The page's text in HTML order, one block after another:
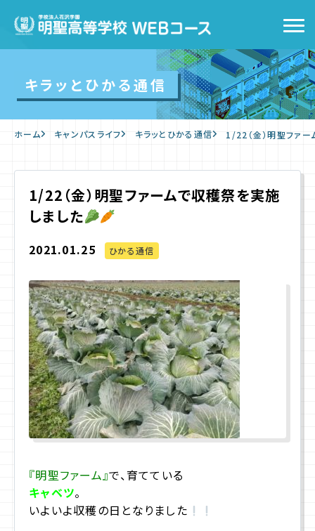
入学をお考えの方へ
よくあるご質問
プライバシーポリシー
サイトマップ
お問合せ 資料請求
043-225-3185
キラッとひかる通信
ホーム キャンパスライフ キラッとひかる通信 1/22（金）明聖ファ
1/22（金）明聖ファームで収穫祭を実施
しました
2021.01.25 ひかる通信
『明聖ファーム』で、育てている
キャベツ。
いよいよ収穫の日となりました